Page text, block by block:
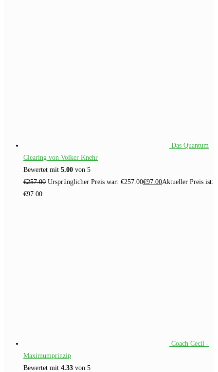
Das Quantum
Clearing von Volker Knehr
Bewertet mit 5.00 von 5
€257.00 Ursprünglicher Preis war: €257.00€97.00Aktueller Preis ist:
€97.00.
Coach Cecil -
Maximumprinzip
Bewertet mit 4.33 von 5